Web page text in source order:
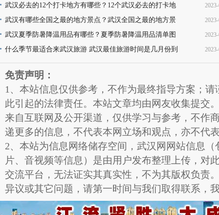
买,天天更新,超省钱,快来抢购!
武汉必去的12个打卡地方有哪些？12个武汉必去的打卡地
地址推荐
武汉有哪些全国之最的地方景点？武汉全国之最的地方景
点名称介绍及图片大全欣赏
武汉夏季防暑降温用品有哪些？夏季防暑降温用品清单图
片
什么季节最适合来武汉旅游 武汉最佳旅游时间是几月份到
几月份
免责声明：
1、本站信息仅供参考，不作为最终指导方案；
此引起的法律责任。本站文章均由网友收集提交
来自互联网及公开渠道，仅供学习与参考，不作
递更多的信息，不代表本网立场和观点，亦不代
2、本站为信息网络储存空间，武汉网网站信息
片、音视频等信息）是由用户发布整理上传，对
交流平台，无法证实其真实性，不为其版权负责
异议或其它问题，请第一时间与我们取得联系，